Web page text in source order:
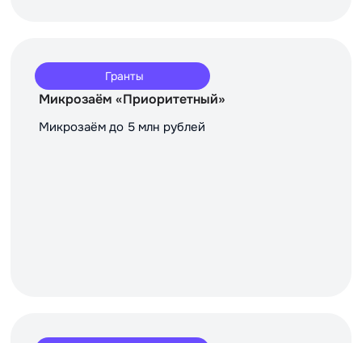
Гранты
Микрозаём «Приоритетный»
Микрозаём до 5 млн рублей